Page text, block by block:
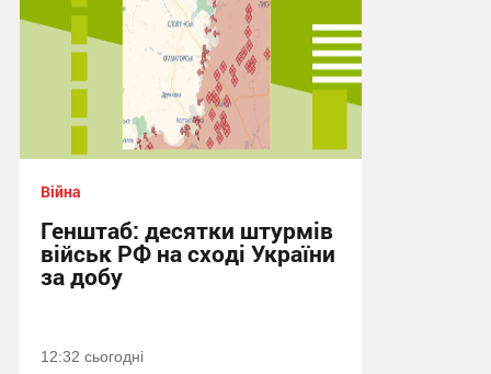
Війна
Генштаб: десятки штурмів
військ РФ на сході України
за добу
12:32 сьогодні